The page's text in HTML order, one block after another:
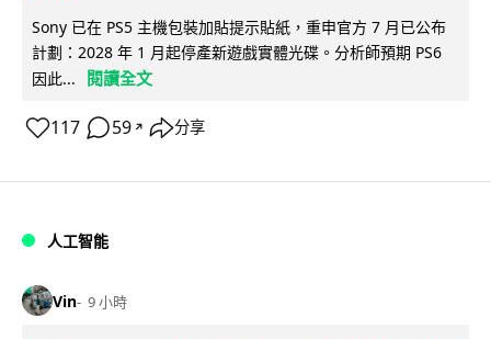
Sony 已在 PS5 主機包裝加貼提示貼紙，重申官方 7 月已公布
計劃：2028 年 1 月起停產新遊戲實體光碟。分析師預期 PS6
因此...
閱讀全文
117 59 ↗ 分享
人工智能
Vin 9 小時